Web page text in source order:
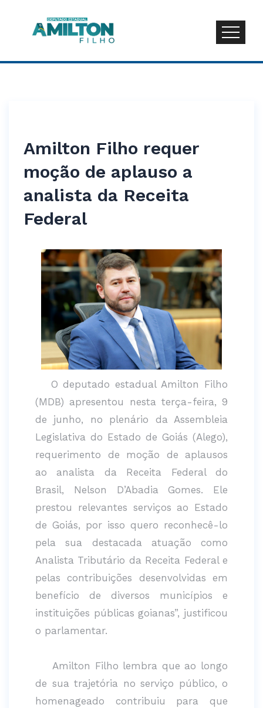
Amilton Filho requer
moção de aplauso a
analista da Receita
Federal
O deputado estadual Amilton Filho
(MDB) apresentou nesta terça-feira, 9
de junho, no plenário da Assembleia
Legislativa do Estado de Goiás (Alego),
requerimento de moção de aplausos
ao analista da Receita Federal do
Brasil, Nelson D’Abadia Gomes. Ele
prestou relevantes serviços ao Estado
de Goiás, por isso quero reconhecê-lo
pela sua destacada atuação como
Analista Tributário da Receita Federal e
pelas contribuições desenvolvidas em
benefício de diversos municípios e
instituições públicas goianas”, justificou
o parlamentar.
Amilton Filho lembra que ao longo
de sua trajetória no serviço público, o
homenageado contribuiu para que